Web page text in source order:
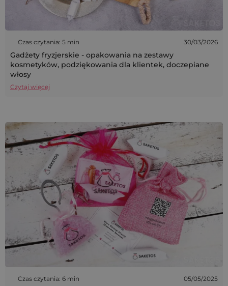
Czas czytania: 5 min 30/03/2026
Gadżety fryzjerskie - opakowania na zestawy
kosmetyków, podziękowania dla klientek, doczepiane
włosy
Czytaj więcej
Czas czytania: 6 min 05/05/2025